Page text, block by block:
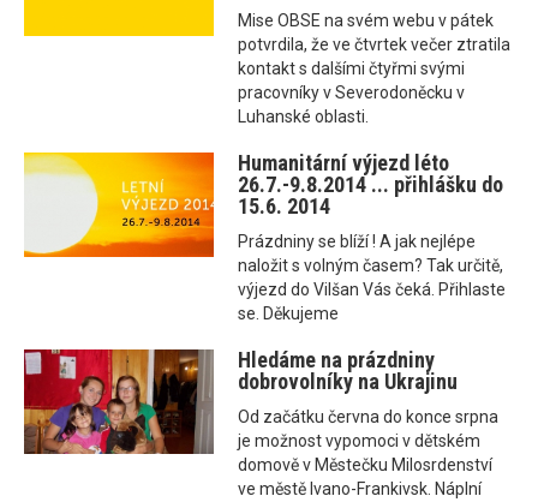
Mise OBSE na svém webu v pátek
potvrdila, že ve čtvrtek večer ztratila
kontakt s dalšími čtyřmi svými
pracovníky v Severodoněcku v
Luhanské oblasti.
Humanitární výjezd léto
26.7.-9.8.2014 ... přihlášku do
15.6. 2014
Prázdniny se blíží ! A jak nejlépe
naložit s volným časem? Tak určitě,
výjezd do Vilšan Vás čeká. Přihlaste
se. Děkujeme
Hledáme na prázdniny
dobrovolníky na Ukrajinu
Od začátku června do konce srpna
je možnost vypomoci v dětském
domově v Městečku Milosrdenství
ve městě Ivano-Frankivsk. Náplní